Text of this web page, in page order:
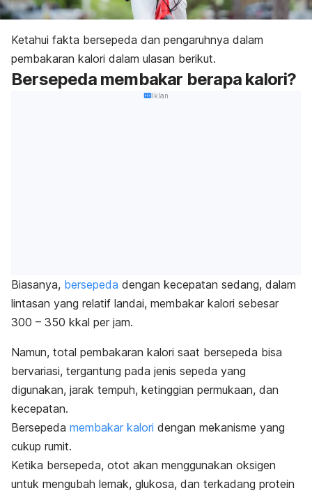
Ketahui fakta bersepeda dan pengaruhnya dalam
pembakaran kalori dalam ulasan berikut.
Bersepeda membakar berapa kalori?
Iklan
Biasanya, bersepeda dengan kecepatan sedang, dalam
lintasan yang relatif landai, membakar kalori sebesar
300 – 350 kkal per jam.
Namun, total pembakaran kalori saat bersepeda bisa
bervariasi, tergantung pada jenis sepeda yang
digunakan, jarak tempuh, ketinggian permukaan, dan
kecepatan.
Bersepeda membakar kalori dengan mekanisme yang
cukup rumit.
Ketika bersepeda, otot akan menggunakan oksigen
untuk mengubah lemak, glukosa, dan terkadang protein